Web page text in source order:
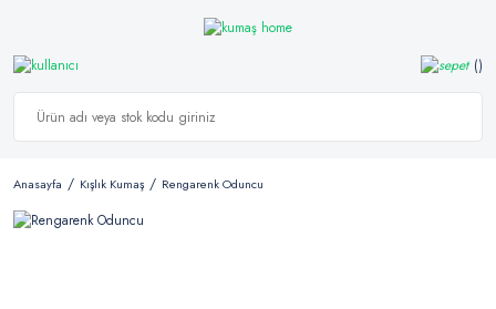
Anasayfa Kışlık Kumaş Rengarenk Oduncu